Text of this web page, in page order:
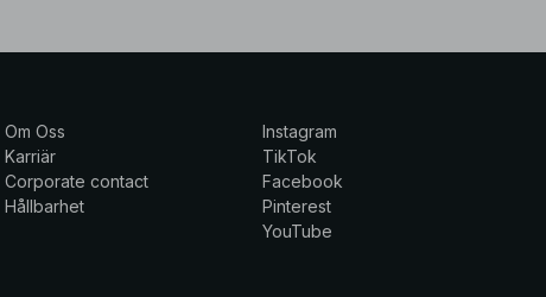
Om Oss
Karriär
Corporate contact
Hållbarhet
Instagram
TikTok
Facebook
Pinterest
YouTube